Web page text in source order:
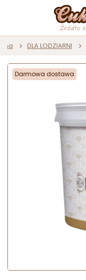
DLA LODZIARNI
Darmowa dostawa